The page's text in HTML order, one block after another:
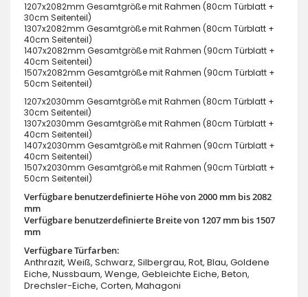
1207x2082mm Gesamtgröße mit Rahmen (80cm Türblatt +
30cm Seitenteil)
1307x2082mm Gesamtgröße mit Rahmen (80cm Türblatt +
40cm Seitenteil)
1407x2082mm Gesamtgröße mit Rahmen (90cm Türblatt +
40cm Seitenteil)
1507x2082mm Gesamtgröße mit Rahmen (90cm Türblatt +
50cm Seitenteil)
1207x2030mm Gesamtgröße mit Rahmen (80cm Türblatt +
30cm Seitenteil)
1307x2030mm Gesamtgröße mit Rahmen (80cm Türblatt +
40cm Seitenteil)
1407x2030mm Gesamtgröße mit Rahmen (90cm Türblatt +
40cm Seitenteil)
1507x2030mm Gesamtgröße mit Rahmen (90cm Türblatt +
50cm Seitenteil)
Verfügbare benutzerdefinierte Höhe von 2000 mm bis 2082
mm
Verfügbare benutzerdefinierte Breite von 1207 mm bis 1507
mm
Verfügbare Türfarben:
Anthrazit, Weiß, Schwarz, Silbergrau, Rot, Blau, Goldene
Eiche, Nussbaum, Wenge, Gebleichte Eiche, Beton,
Drechsler-Eiche, Corten, Mahagoni